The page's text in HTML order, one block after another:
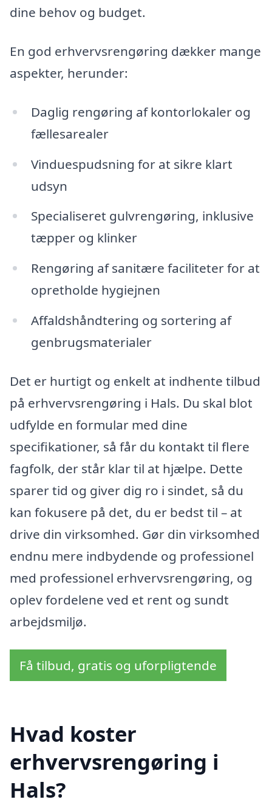
dine behov og budget.
En god erhvervsrengøring dækker mange
aspekter, herunder:
Daglig rengøring af kontorlokaler og
fællesarealer
Vinduespudsning for at sikre klart
udsyn
Specialiseret gulvrengøring, inklusive
tæpper og klinker
Rengøring af sanitære faciliteter for at
opretholde hygiejnen
Affaldshåndtering og sortering af
genbrugsmaterialer
Det er hurtigt og enkelt at indhente tilbud
på erhvervsrengøring i Hals. Du skal blot
udfylde en formular med dine
specifikationer, så får du kontakt til flere
fagfolk, der står klar til at hjælpe. Dette
sparer tid og giver dig ro i sindet, så du
kan fokusere på det, du er bedst til – at
drive din virksomhed. Gør din virksomhed
endnu mere indbydende og professionel
med professionel erhvervsrengøring, og
oplev fordelene ved et rent og sundt
arbejdsmiljø.
Få tilbud, gratis og uforpligtende
Hvad koster
erhvervsrengøring i
Hals?